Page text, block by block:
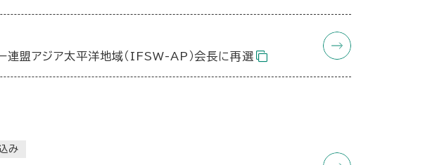
連盟アジア太平洋地域（IFSW-AP）会長に再選
み